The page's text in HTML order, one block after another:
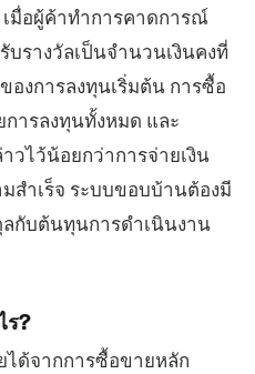
มื่อผู้ค้าทำการคาดการณ์
บรางวัลเป็นจำนวนเงินคงที่
องการลงทุนเริ่มต้น การซื้อ
ารลงทุนทั้งหมด และ
วไว้น้อยกว่าการจ่ายเงิน
สำเร็จ ระบบขอบบ้านต้องมี
ลกับต้นทุนการดำเนินงาน
ร?
ได้จากการซื้อขายหลัก